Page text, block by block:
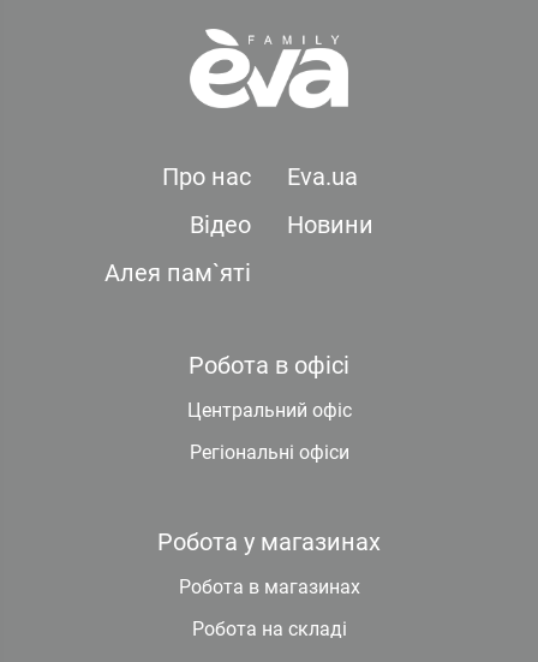
Про нас
Eva.ua
Відео
Новини
Алея пам`яті
Робота в офісі
Центральний офіс
Регіональні офіси
Робота у магазинах
Робота в магазинах
Робота на складі